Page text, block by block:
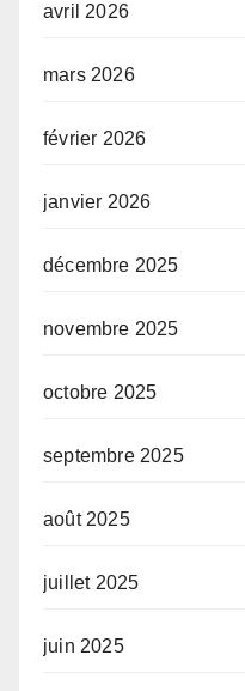
avril 2026
mars 2026
février 2026
janvier 2026
décembre 2025
novembre 2025
octobre 2025
septembre 2025
août 2025
juillet 2025
juin 2025